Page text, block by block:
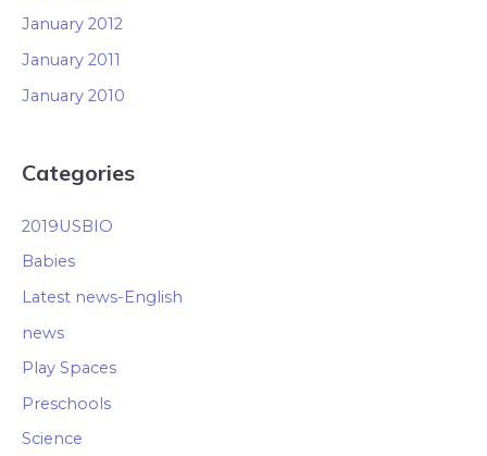
January 2012
January 2011
January 2010
Categories
2019USBIO
Babies
Latest news-English
news
Play Spaces
Preschools
Science